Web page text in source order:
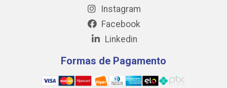
Instagram
Facebook
Linkedin
Formas de Pagamento